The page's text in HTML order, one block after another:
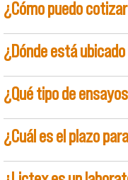
¿Cómo puedo
¿Dónde está
¿Qué tipo de
¿Cuál es el plazo